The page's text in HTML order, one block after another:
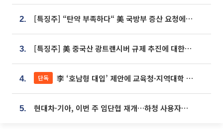
2. [특징주] “탄약 부족하다“ 美 국방부 증산 요청에⋯국내 방산주 급등세
3. [특징주] 美 중국산 광트랜시버 규제 추진에 대한광통신 등 광통신株 강세
4. 단독 李 ‘호남형 대입’ 제안에 교육청·지역대학 서·논술형 입시 연계 '착수'
5. 현대차·기아, 이번 주 임단협 재개…하청 사용자성 재심도 ‘변수’